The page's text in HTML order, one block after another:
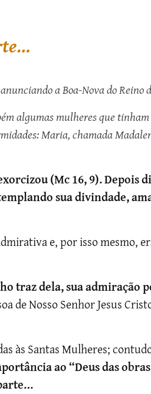
a Boa-Nova do Reino
algumas mulheres que
Maria, chamada
(Mc 16, 9). Depois
sua divindade,
e, por isso mesmo,
traz dela, sua admiração
de Nosso Senhor Jesus
às Santas Mulheres;
ao “Deus das